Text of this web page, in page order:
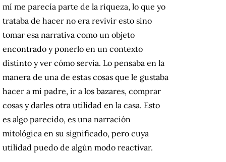
mí me parecía parte de la riqueza, lo que yo
trataba de hacer no era revivir esto sino
tomar esa narrativa como un objeto
encontrado y ponerlo en un contexto
distinto y ver cómo servía. Lo pensaba en la
manera de una de estas cosas que le gustaba
hacer a mi padre, ir a los bazares, comprar
cosas y darles otra utilidad en la casa. Esto
es algo parecido, es una narración
mitológica en su significado, pero cuya
utilidad puedo de algún modo reactivar.